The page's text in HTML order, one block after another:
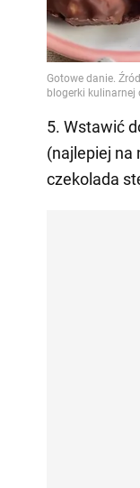
5. Wstawić
(najlepiej na
czekolada